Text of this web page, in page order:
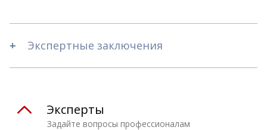
Экспертные заключения
Задайте вопросы профессионалам
Эксперты